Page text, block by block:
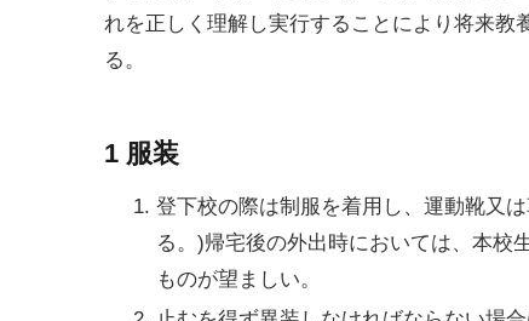
れを正しく理解し実行することにより将来
る。
1 服装
登下校の際は制服を着用し、運動靴又
る。)帰宅後の外出時においては、本校
ものが望ましい。